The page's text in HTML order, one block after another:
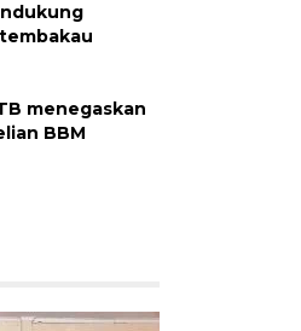
menegaskan
BBM